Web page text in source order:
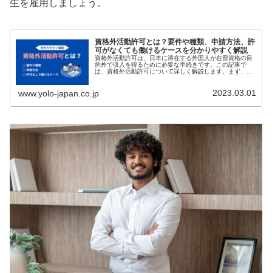
生を雇用しましょう。
資格外活動許可とは？要件や種類、申請方法、許
可がなくても働けるケースを分かりやすく解説
資格外活動許可は、日本に滞在する外国人が在留資格の目
的外で収入を得るために必要な手続きです。この記事で
は、資格外活動許可について詳しく解説します。まず、
www.yolo-japan.co.jp 2023.03.01